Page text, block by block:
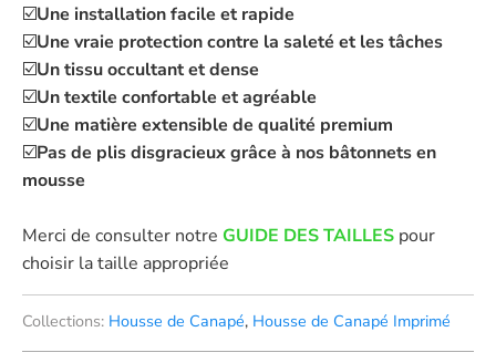
☑️Une installation facile et rapide
☑️Une vraie protection contre la saleté et les tâches
☑️Un tissu occultant et dense
☑️Un textile confortable et agréable
☑️Une matière extensible de qualité premium
☑️Pas de plis disgracieux grâce à nos bâtonnets en
mousse
Merci de consulter notre GUIDE DES TAILLES pour
choisir la taille appropriée
Collections: Housse de Canapé, Housse de Canapé Imprimé